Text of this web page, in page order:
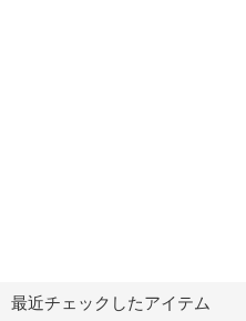
最近チェックしたアイテム